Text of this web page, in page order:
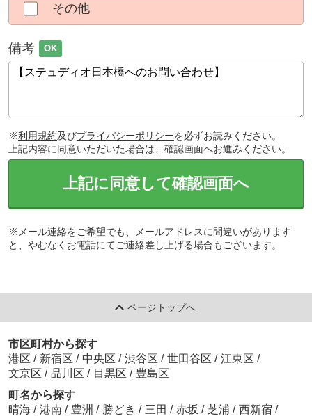
その他
備考 OK
※利用規約及びプライバシーポリシーを必ずお読みください。
上記内容に同意いただいた場合は、確認画面へお進みください。
上記に同意して確認画面へ
※メール連絡をご希望でも、メールアドレスに間違いがあります
と、やむなくお電話にてご連絡差し上げる場合もございます。
ページトップへ
市区町村から探す
港区 / 新宿区 / 中央区 / 渋谷区 / 世田谷区 / 江東区 /
文京区 / 品川区 / 目黒区 / 豊島区
町名から探す
晴海 / 港南 / 豊洲 / 勝どき / 三田 / 赤坂 / 芝浦 / 西新宿 /